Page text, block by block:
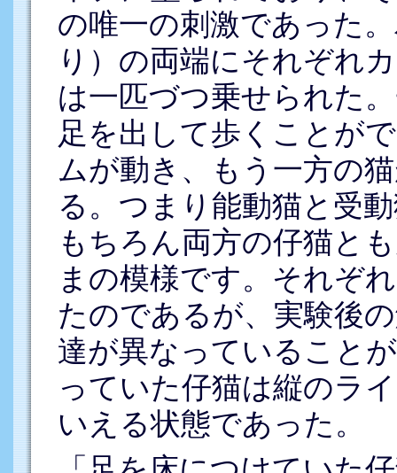
の唯一の刺激であった
り）の両端にそれぞれ
は一匹づつ乗せられた
足を出して歩くことが
ムが動き、もう一方の
る。つまり能動猫と受
もちろん両方の仔猫と
まの模様です。それぞ
たのであるが、実験後
達が異なっていること
っていた仔猫は縦のラ
いえる状態であった。